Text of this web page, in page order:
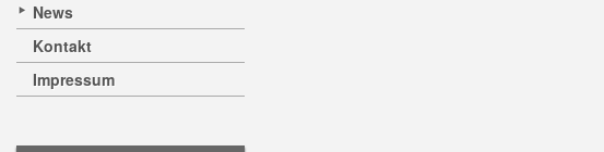
News
Kontakt
Impressum